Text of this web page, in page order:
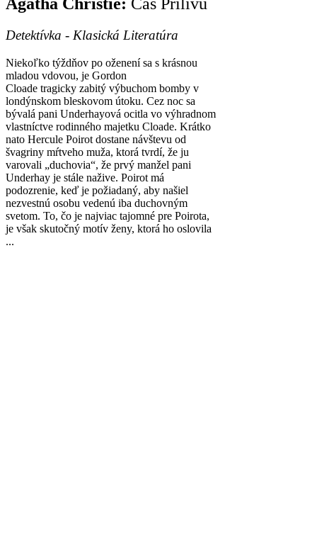
Agatha Christie: Čas Prílivu
Detektívka - Klasická Literatúra
Niekoľko týždňov po oženení sa s krásnou
mladou vdovou, je Gordon
Cloade tragicky zabitý výbuchom bomby v
londýnskom bleskovom útoku. Cez noc sa
bývalá pani Underhayová ocitla vo výhradnom
vlastníctve rodinného majetku Cloade. Krátko
nato Hercule Poirot dostane návštevu od
švagriny mŕtveho muža, ktorá tvrdí, že ju
varovali „duchovia“, že prvý manžel pani
Underhay je stále nažive. Poirot má
podozrenie, keď je požiadaný, aby našiel
nezvestnú osobu vedenú iba duchovným
svetom. To, čo je najviac tajomné pre Poirota,
je však skutočný motív ženy, ktorá ho oslovila
...